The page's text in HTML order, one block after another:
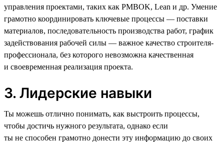
управления проектами, таких как PMBOK, Lean и др. Умение
грамотно координировать ключевые процессы — поставки
материалов, последовательность производства работ, график
задействования рабочей силы — важное качество строителя-
профессионала, без которого невозможна качественная
и своевременная реализация проекта.
3. Лидерские навыки
Ты можешь отлично понимать, как выстроить процессы,
чтобы достичь нужного результата, однако если
ты не способен грамотно донести эту информацию до своих